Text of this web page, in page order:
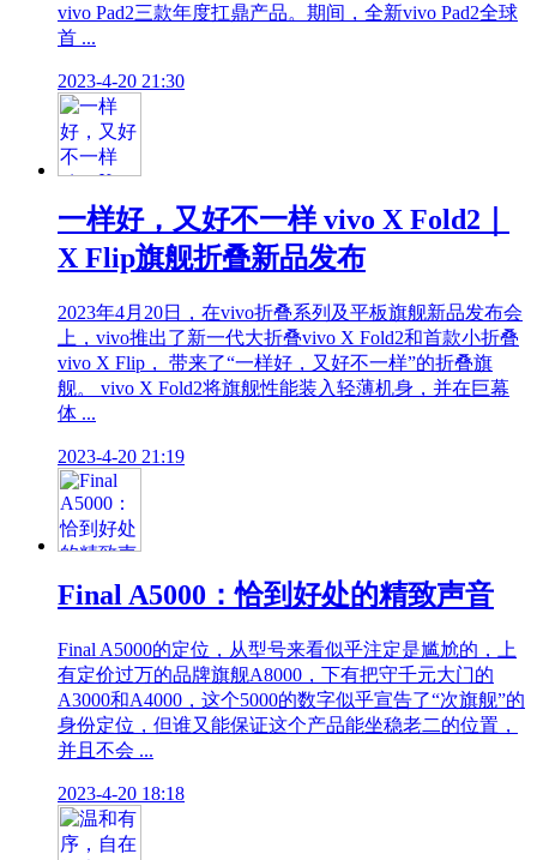
vivo Pad2三款年度扛鼎产品。期间，全新vivo Pad2全球
首 ...
2023-4-20 21:30
一样好，又好不一样 vivo X Fold2｜
X Flip旗舰折叠新品发布
2023年4月20日，在vivo折叠系列及平板旗舰新品发布会
上，vivo推出了新一代大折叠vivo X Fold2和首款小折叠
vivo X Flip， 带来了“一样好，又好不一样”的折叠旗
舰。 vivo X Fold2将旗舰性能装入轻薄机身，并在巨幕
体 ...
2023-4-20 21:19
Final A5000：恰到好处的精致声音
Final A5000的定位，从型号来看似乎注定是尴尬的，上
有定价过万的品牌旗舰A8000，下有把守千元大门的
A3000和A4000，这个5000的数字似乎宣告了“次旗舰”的
身份定位，但谁又能保证这个产品能坐稳老二的位置，
并且不会 ...
2023-4-20 18:18